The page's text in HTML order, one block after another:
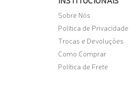
Sobre Nós
Política de Privacidade
Trocas e Devoluções
Como Comprar
Política de Frete